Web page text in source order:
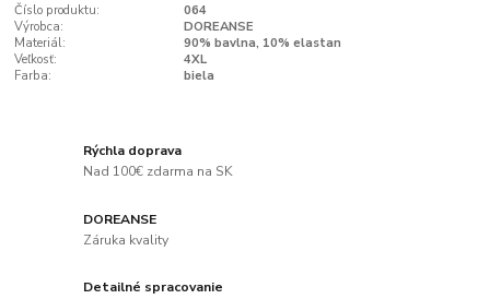
Číslo produktu:
064
Výrobca:
DOREANSE
Materiál:
90% bavlna, 10% elastan
Veľkosť:
4XL
Farba:
biela
Rýchla doprava
Nad 100€ zdarma na SK
DOREANSE
Záruka kvality
Detailné spracovanie